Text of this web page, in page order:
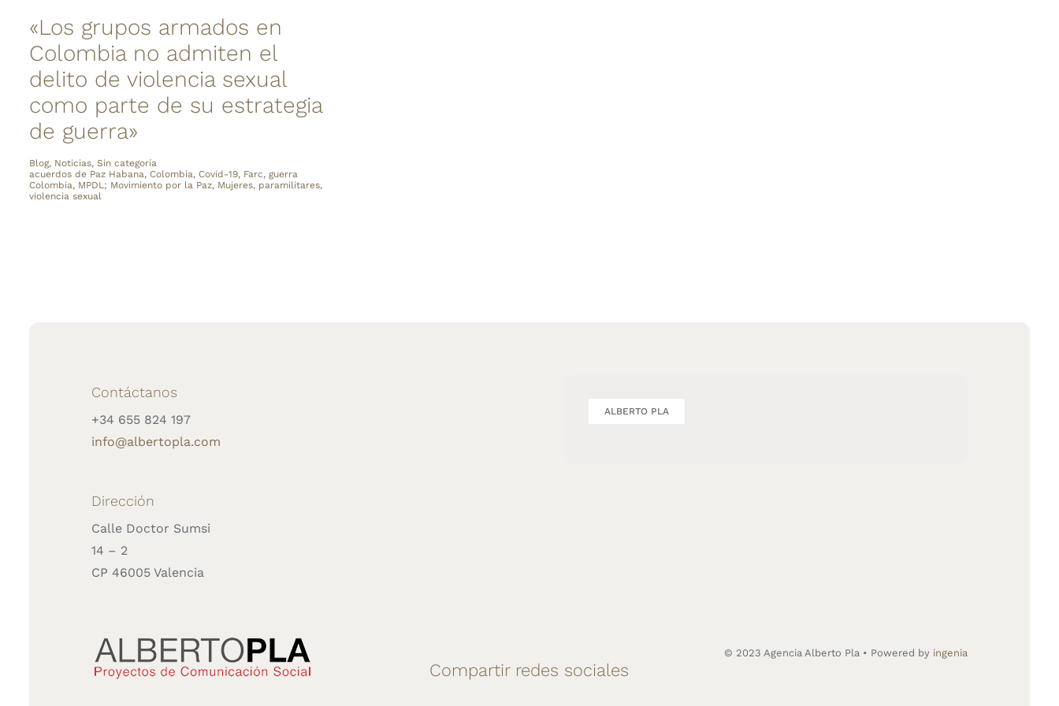
«Los grupos armados en
Colombia no admiten el
delito de violencia sexual
como parte de su estrategia
de guerra»
Blog, Noticias, Sin categoría
acuerdos de Paz Habana, Colombia, Covid-19, Farc, guerra
Colombia, MPDL; Movimiento por la Paz, Mujeres, paramilitares,
violencia sexual
Contáctanos
+34 655 824 197
info@albertopla.com
Dirección
Calle Doctor Sumsi
14 – 2
CP 46005 Valencia
ALBERTO PLA
Compartir redes sociales
© 2023 Agencia Alberto Pla • Powered by ingenia